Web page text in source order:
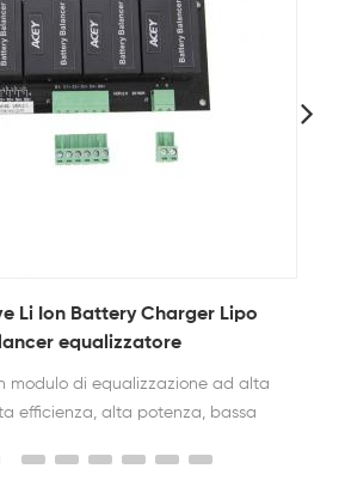
attivo della batteria
litio 6S per pacchi batteria
della batteria ACEY può
di tensione di ciascuna